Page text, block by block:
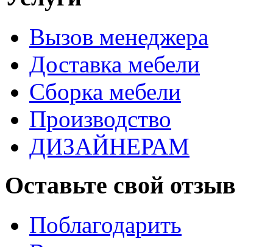
Вызов менеджера
Доставка мебели
Сборка мебели
Производство
ДИЗАЙНЕРАМ
Оставьте свой отзыв
Поблагодарить